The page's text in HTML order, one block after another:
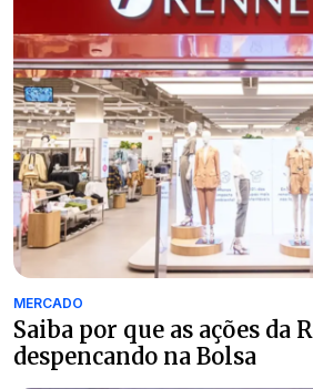
MERCADO
Saiba por que as ações da
despencando na Bolsa